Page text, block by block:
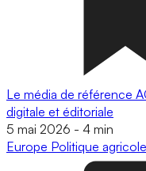
Le média de référence
digitale et éditoriale
5 mai 2026 - 4 min
Europe Politique agricole